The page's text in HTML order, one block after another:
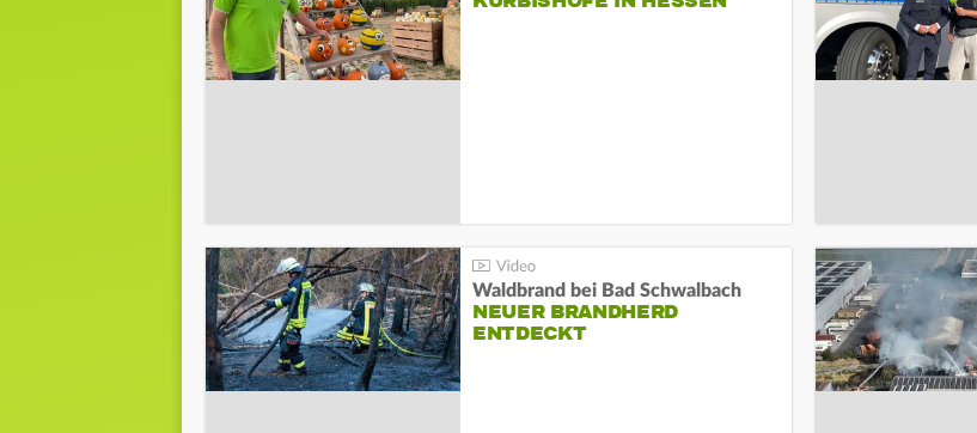
Waldbrand bei Bad Schwalbach
NEUER BRANDHERD
ENTDECKT